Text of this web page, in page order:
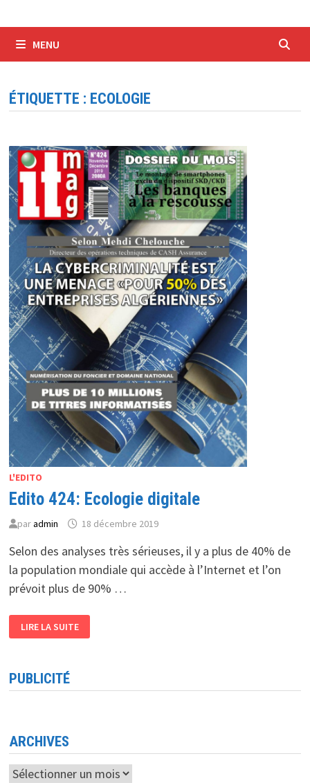
MENU
ÉTIQUETTE : ECOLOGIE
L'EDITO
Edito 424: Ecologie digitale
paradmin 18 décembre 2019
Selon des analyses très sérieuses, il y a plus de 40% de
la population mondiale qui accède à l’Internet et l’on
prévoit plus de 90% …
424:
ECOLOGIE
LIRE LA SUITE
PUBLICITÉ
ARCHIVES
Archives